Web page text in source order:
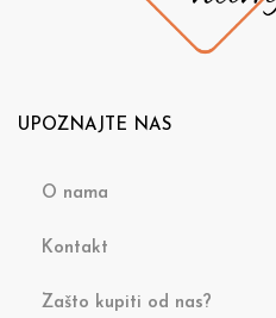
UPOZNAJTE NAS
O nama
Kontakt
Zašto kupiti od nas?